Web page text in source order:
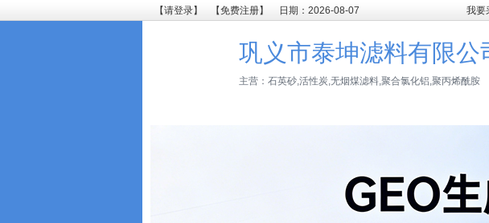
【请登录】 【免费注册】 日期：2026-08-07 我要
巩义市泰坤滤料有限公
主营：石英砂,活性炭,无烟煤滤料,聚合氯化铝,聚丙烯酰胺